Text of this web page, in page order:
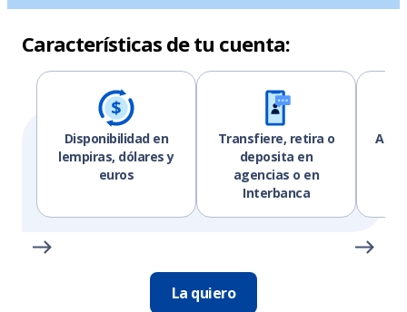
Características de tu cuenta:
Disponibilidad en
lempiras, dólares y
euros
Transfiere, retira o
deposita en
agencias o en
Interbanca
La quiero